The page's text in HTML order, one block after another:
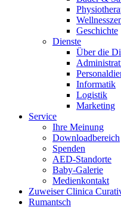
Geschichte
Dienste
Über die
Informatik
Logistik
Marketing
Service
Ihre Meinung
Downloadbereich
Spenden
AED-Standorte
Baby-Galerie
Medienkontakt
Zuweiser Clinica
Rumantsch